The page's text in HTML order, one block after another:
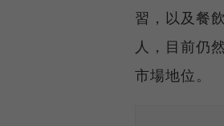
習，以及餐
人，目前仍
市場地位。